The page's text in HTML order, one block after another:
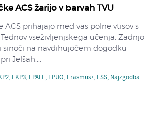
ACS žarijo v barvah TVU
ACS prihajajo med vas polne vtisov s
vseživljenjskega učenja. Zadnjo
sinoči na navdihujočem dogodku
Jelšah....
, EKP3, EPALE, EPUO, Erasmus+, ESS, Najzgodba